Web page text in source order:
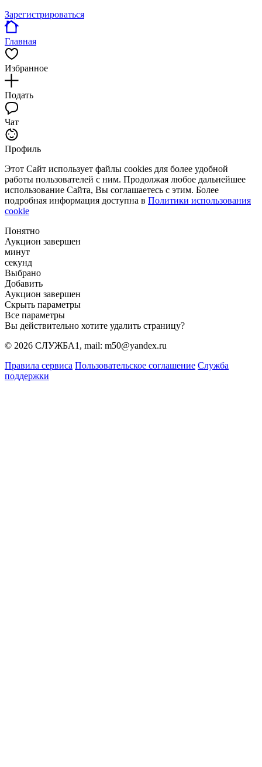
Зарегистрироваться
Главная
Избранное
Подать
Чат
Профиль
Этот Сайт использует файлы cookies для более удобной
работы пользователей с ним. Продолжая любое дальнейшее
использование Сайта, Вы соглашаетесь с этим. Более
подробная информация доступна в Политики использования
cookie
Понятно
Аукцион завершен
минут
секунд
Выбрано
Добавить
Аукцион завершен
Скрыть параметры
Все параметры
Вы действительно хотите удалить страницу?
© 2026 СЛУЖБА1, mail: m50@yandex.ru
Правила сервиса Пользовательское соглашение Служба
поддержки